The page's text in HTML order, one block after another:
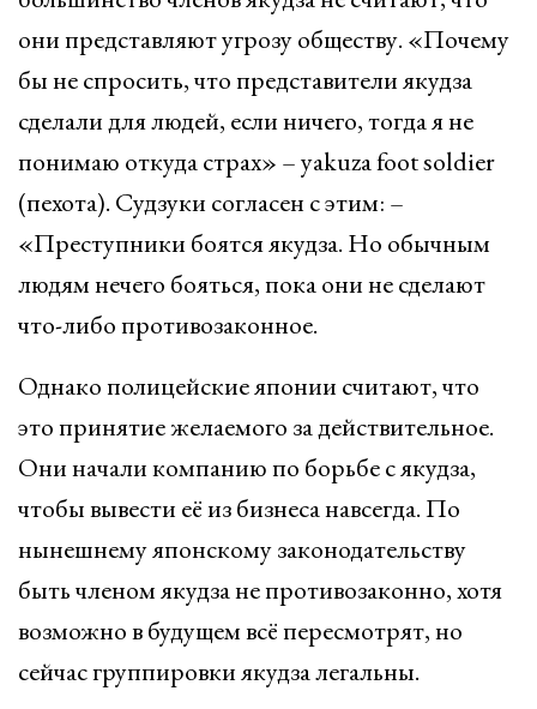
они представляют угрозу обществу. «Почему
бы не спросить, что представители якудза
сделали для людей, если ничего, тогда я не
понимаю откуда страх» – yakuza foot soldier
(пехота). Судзуки согласен с этим: –
«Преступники боятся якудза. Но обычным
людям нечего бояться, пока они не сделают
что-либо противозаконное.
Однако полицейские японии считают, что
это принятие желаемого за действительное.
Они начали компанию по борьбе с якудза,
чтобы вывести её из бизнеса навсегда. По
нынешнему японскому законодательству
быть членом якудза не противозаконно, хотя
возможно в будущем всё пересмотрят, но
сейчас группировки якудза легальны.